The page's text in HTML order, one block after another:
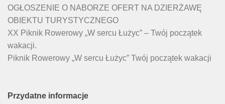
OGŁOSZENIE O NABORZE OFERT NA DZIERŻAWĘ
OBIEKTU TURYSTYCZNEGO
XX Piknik Rowerowy „W sercu Łużyc” – Twój początek
wakacji.
Piknik Rowerowy „W sercu Łużyc” Twój początek wakacji
Przydatne informacje